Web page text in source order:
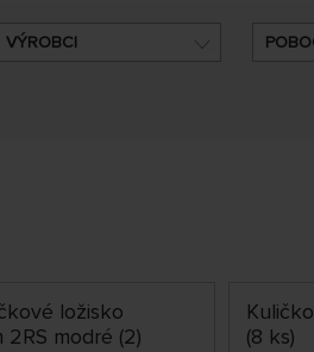
VÝROBCI
ložisko
2RS modré (2)
(8 ks)